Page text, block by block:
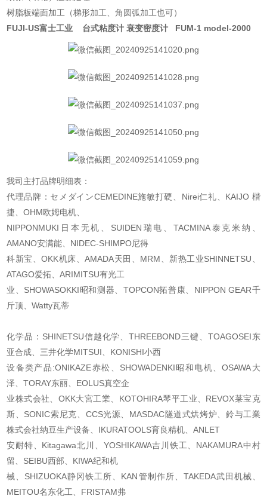
树脂板端面加工（梯形加工、角圆弧加工也可）
FUJI-US富士工业 台式粘度计 衰变密度计 FUM-1 model-2000
我司主打品牌明细表：
代理品牌：セメダインCEMEDINE施敏打硬、Nirei仁礼、KAIJO 楷
捷、OHM欧姆电机、
NIPPONMUKI日本无机、SUIDEN瑞电、TACMINA泰克米纳、
AMANO安满能、NIDEC-SHIMPO尼得
科新宝、OKK机床、AMADA天田、MRM、新热工业SHINNETSU、
ATAGO爱拓、ARIMITSU有光工
业、SHOWASOKKI昭和测器、TOPCON拓普康、NIPPON GEAR千
斤顶、Watty瓦蒂
化学品：SHINETSU信越化学、THREEBOND三键、TOAGOSEI东
亚合成、三井化学MITSUI、 KONISHI小西
设备类产品:ONIKAZE赤松、SHOWADENKI昭和电机、OSAWA大
泽、TORAY东丽、EOLUS真空企
业株式会社、OKK大宮工業、KOTOHIRA琴平工业、REVOX莱宝克
斯、SONIC索尼克、CCS光源、MASDAC隧道式烘烤炉、鈴与工業
株式会社纳豆生产设备、IKURATOOLS育良精机、ANLET
安耐特、Kitagawa北川、YOSHIKAWA吉川铁工、NAKAMURA中村
留、SEIBU西部、KIWA纪和机
械、SHIZUOKA静冈铁工所、KAN管制作所、TAKEDA武田机械、
MEITOU名东化工、FRISTAM弗